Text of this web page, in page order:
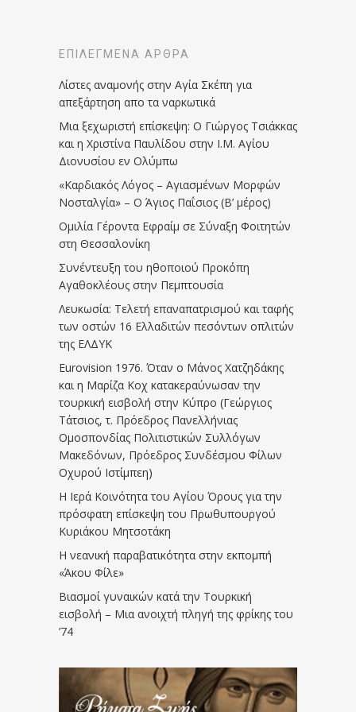
ΕΠΙΛΕΓΜΈΝΑ ΆΡΘΡΑ
Λίστες αναμονής στην Αγία Σκέπη για
απεξάρτηση απο τα ναρκωτικά
Μια ξεχωριστή επίσκεψη: Ο Γιώργος Τσιάκκας
και η Χριστίνα Παυλίδου στην Ι.Μ. Αγίου
Διονυσίου εν Ολύμπω
«Καρδιακός Λόγος – Αγιασμένων Μορφών
Νοσταλγία» – Ο Άγιος Παΐσιος (Β’ μέρος)
Ομιλία Γέροντα Εφραίμ σε Σύναξη Φοιτητών
στη Θεσσαλονίκη
Συνέντευξη του ηθοποιού Προκόπη
Αγαθοκλέους στην Πεμπτουσία
Λευκωσία: Τελετή επαναπατρισμού και ταφής
των οστών 16 Ελλαδιτών πεσόντων οπλιτών
της ΕΛΔΥΚ
Eurovision 1976. Όταν ο Μάνος Χατζηδάκης
και η Μαρίζα Κοχ κατακεραύνωσαν την
τουρκική εισβολή στην Κύπρο (Γεώργιος
Τάτσιος, τ. Πρόεδρος Πανελλήνιας
Ομοσπονδίας Πολιτιστικών Συλλόγων
Μακεδόνων, Πρόεδρος Συνδέσμου Φίλων
Οχυρού Ιστίμπεη)
Η Ιερά Κοινότητα του Αγίου Όρους για την
πρόσφατη επίσκεψη του Πρωθυπουργού
Κυριάκου Μητσοτάκη
Η νεανική παραβατικότητα στην εκπομπή
«Άκου Φίλε»
Βιασμοί γυναικών κατά την Τουρκική
εισβολή – Μια ανοιχτή πληγή της φρίκης του
’74